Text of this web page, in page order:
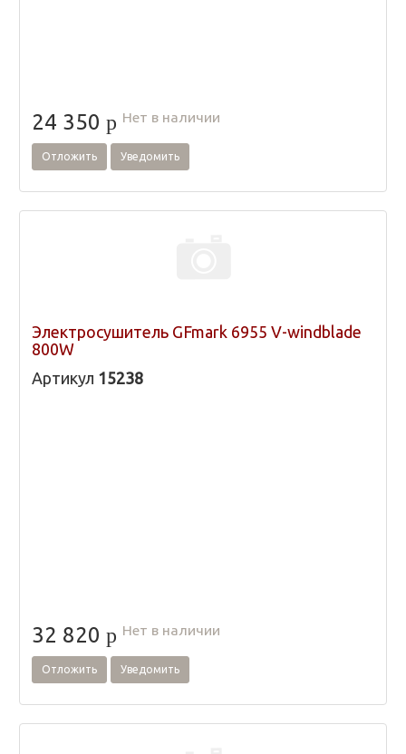
24 350 p Нет в наличии
Отложить Уведомить
Электросушитель GFmark 6955 V-windblade
800W
Артикул 15238
32 820 p Нет в наличии
Отложить Уведомить